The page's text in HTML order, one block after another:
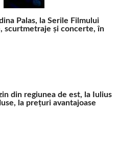
Palas, la Serile Filmului
scurtmetraje și concerte, în
din regiunea de est, la Iulius
la prețuri avantajoase